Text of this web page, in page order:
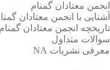
انجمن معتادان گمنام
آشنایی با انجمن معتادان
تاریخچه انجمن معتادان
سوالات متداول
معرفی نشریات NA